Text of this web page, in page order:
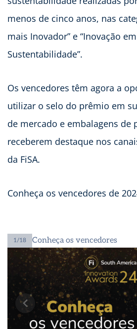
menos de cinco anos, nas
mais Inovador” e “Inovação em
Sustentabilidade”.
Os vencedores têm agora a
utilizar o selo do prêmio em
de mercado e embalagens de
receberem destaque nos
da FiSA.
Conheça os vencedores de
1/18 Conheça os vencedores